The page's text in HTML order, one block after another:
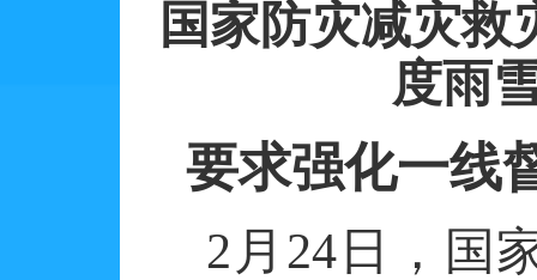
国家防灾减灾救
度雨
要求强化一线
2 月 24日，国